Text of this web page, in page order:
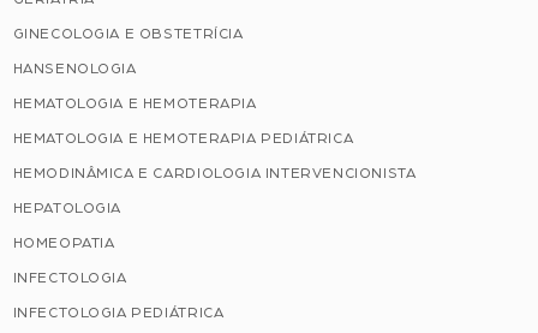
GINECOLOGIA E OBSTETRÍCIA
HANSENOLOGIA
HEMATOLOGIA E HEMOTERAPIA
HEMATOLOGIA E HEMOTERAPIA PEDIÁTRICA
HEMODINÂMICA E CARDIOLOGIA INTERVENCIONISTA
HEPATOLOGIA
HOMEOPATIA
INFECTOLOGIA
INFECTOLOGIA PEDIÁTRICA